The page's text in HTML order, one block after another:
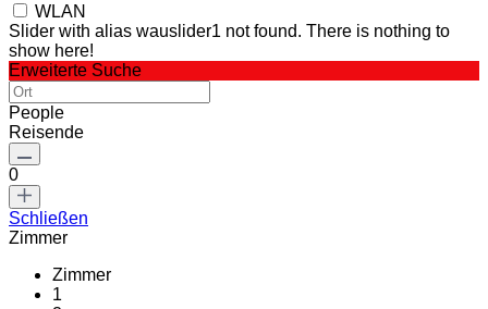
WLAN
Slider with alias wauslider1 not found. There is nothing to
show here!
Erweiterte Suche
People
Reisende
0
Schließen
Zimmer
Zimmer
1